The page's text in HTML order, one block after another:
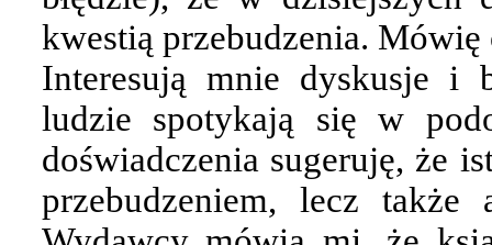
kwestią przebudzenia.
Interesują mnie dyskusje i
ludzie spotykają się w
doświadczenia sugeruję, że
przebudzeniem, lecz